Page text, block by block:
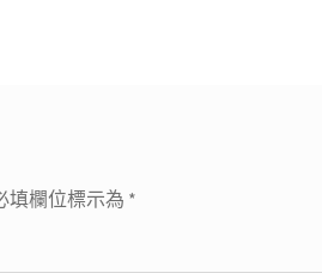
填欄位標示為 *